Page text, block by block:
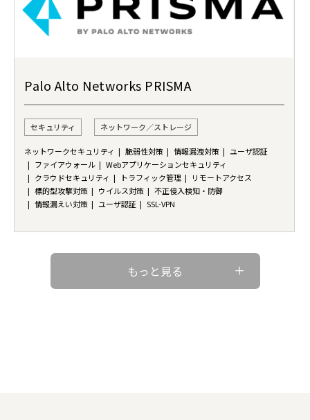
Palo Alto Networks PRISMA
セキュリティ ネットワーク／ストレージ
ネットワークセキュリティ 脆弱性対策 情報漏洩対策
ユーザ認証
ファイアウォール
Webアプリケーションセキュリティ
クラウドセキュリティ
トラフィック管理
リモートアクセス
標的型攻撃対策
ウイルス対策
不正侵入検知・防御
情報漏えい対策
ユーザ認証 SSL-VPN
もっと見る